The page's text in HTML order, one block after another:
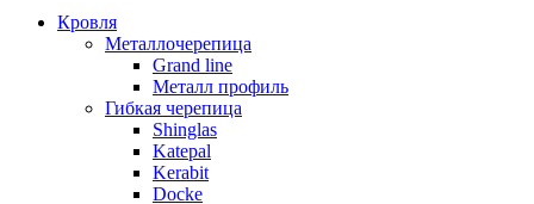
Кровля
Металлочерепица
Grand line
Металл профиль
Гибкая черепица
Shinglas
Katepal
Kerabit
Docke